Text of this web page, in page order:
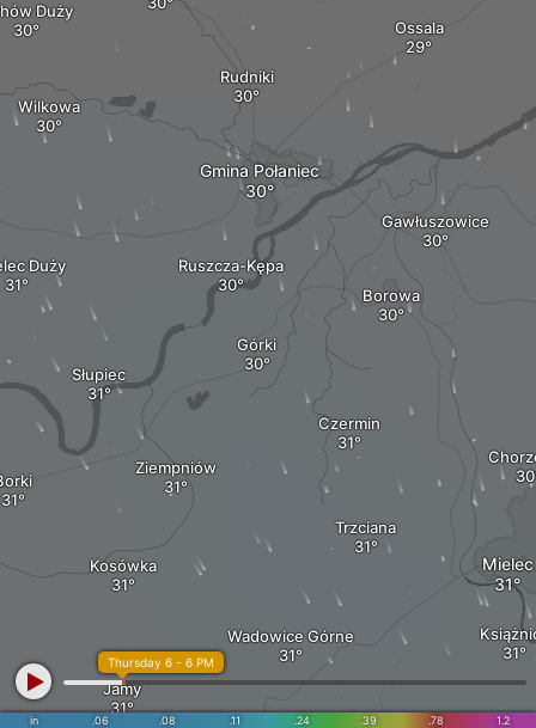
Wilkowa
Duży
Gawłuszowice
Ossala
Gmina Połaniec
Rudniki
Ruszcza-Kępa
Słupiec
Ziempniów
Duży
Górki
Czermin
Trzciana
Borowa
Jamy
Kosówka Mielec
Wadowice Górne
in .06 .08 .11 .24 .39 .78 1.2
Thursday 6 - 6 PM